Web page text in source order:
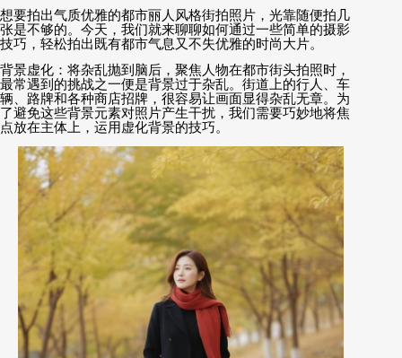
想要拍出气质优雅的都市丽人风格街拍照片，光靠随便拍几
张是不够的。今天，我们就来聊聊如何通过一些简单的摄影
技巧，轻松拍出既有都市气息又不失优雅的时尚大片。
背景虚化：将杂乱抛到脑后，聚焦人物在都市街头拍照时，
最常遇到的挑战之一便是背景过于杂乱。街道上的行人、车
辆、路牌和各种商店招牌，很容易让画面显得杂乱无章。为
了避免这些背景元素对照片产生干扰，我们需要巧妙地将焦
点放在主体上，运用虚化背景的技巧。